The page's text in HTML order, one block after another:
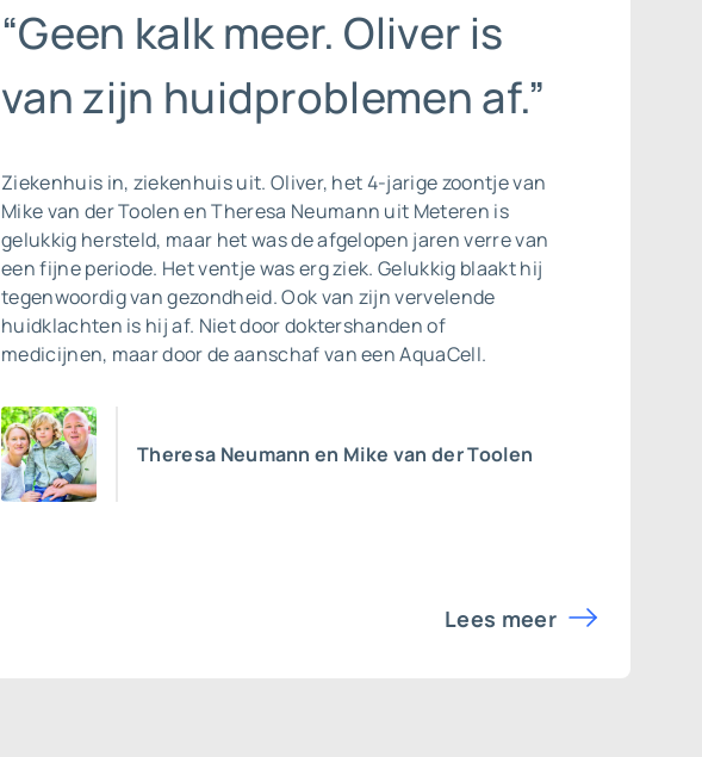
“Geen kalk meer. Oliver is
van zijn huidproblemen af.”
Ziekenhuis in, ziekenhuis uit. Oliver, het 4-jarige zoontje van
Mike van der Toolen en Theresa Neumann uit Meteren is
gelukkig hersteld, maar het was de afgelopen jaren verre van
een fijne periode. Het ventje was erg ziek. Gelukkig blaakt hij
tegenwoordig van gezondheid. Ook van zijn vervelende
huidklachten is hij af. Niet door doktershanden of
medicijnen, maar door de aanschaf van een AquaCell.
Theresa Neumann en Mike van der Toolen
Lees meer